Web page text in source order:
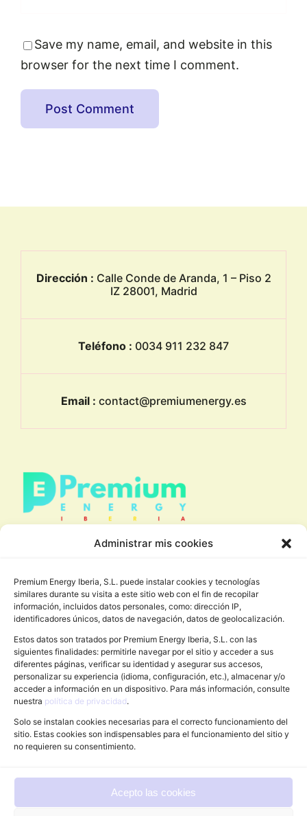
Administrar mis cookies
Premium Energy Iberia, S.L. puede instalar cookies y tecnologías
similares durante su visita a este sitio web con el fin de recopilar
información, incluidos datos personales, como: dirección IP,
identificadores únicos, datos de navegación, datos de geolocalización.
Estos datos son tratados por Premium Energy Iberia, S.L. con las
siguientes finalidades: permitirle navegar por el sitio y acceder a sus
diferentes páginas, verificar su identidad y asegurar sus accesos,
personalizar su experiencia (idioma, configuración, etc.), almacenar y/o
acceder a información en un dispositivo. Para más información, consulte
nuestra política de privacidad.
Solo se instalan cookies necesarias para el correcto funcionamiento del
sitio. Estas cookies son indispensables para el funcionamiento del sitio y
no requieren su consentimiento.
Acepto las cookies
Save my name, email, and website in this
browser for the next time I comment.
Dirección : Calle Conde de Aranda, 1 – Piso 2
IZ 28001, Madrid
Teléfono : 0034 911 232 847
Email : contact@premiumenergy.es
Inicio
Tu socio CAE
Contacto
Información legal
Aviso legal
Politica de privacidad